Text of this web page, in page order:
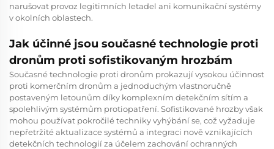
narušovat provoz legitimních letadel ani komunikační systémy
v okolních oblastech.
Jak účinné jsou současné technologie proti
dronům proti sofistikovaným hrozbám
Současné technologie proti dronům prokazují vysokou účinnost
proti komerčním dronům a jednoduchým vlastnoručně
postaveným letounům díky komplexním detekčním sítím a
spolehlivým systémům protiopatření. Sofistikované hrozby však
mohou používat pokročilé techniky vyhýbání se, což vyžaduje
nepřetržité aktualizace systémů a integraci nově vznikajících
detekčních technologií za účelem zachování ochranných